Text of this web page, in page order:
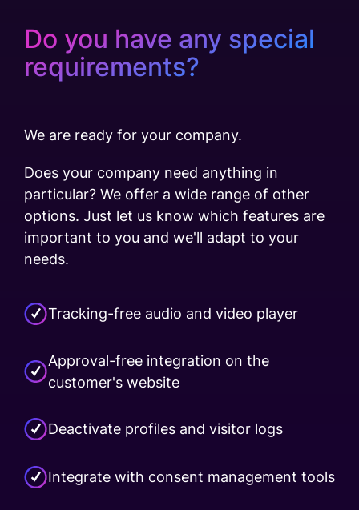
Do you have any special
requirements?
We are ready for your company.
Does your company need anything in
particular? We offer a wide range of other
options. Just let us know which features are
important to you and we'll adapt to your
needs.
Tracking-free audio and video player
Approval-free integration on the
customer's website
Deactivate profiles and visitor logs
Integrate with consent management tools